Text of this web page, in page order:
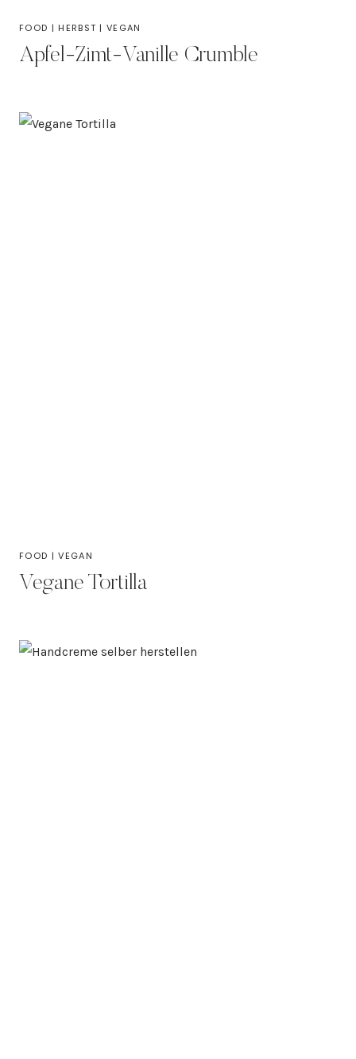
FOOD | HERBST |VEGAN
Apfel-Zimt-Vanille Crumble
FOOD |VEGAN
Vegane Tortilla